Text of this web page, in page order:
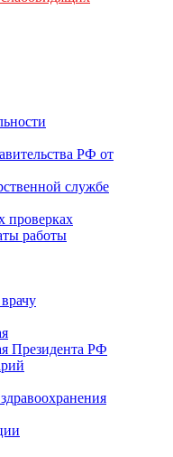
РФ от
службе
проверках
работы
Президента РФ